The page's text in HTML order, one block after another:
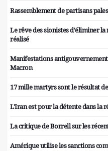
Rassemblement de partisans
Le rêve des sionistes d'éliminer la
réalisé
Manifestations
Macron
17 mille martyrs sont le résultat
L'Iran est pour la détente dans la
La critique de Borrell sur les
Amérique utilise les sanctions